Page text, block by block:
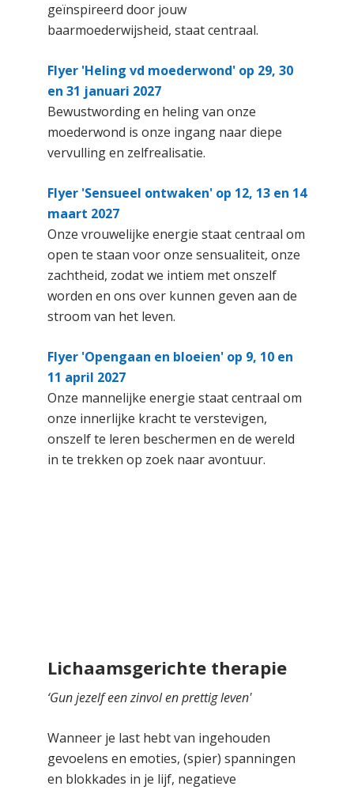
geïnspireerd door jouw
baarmoederwijsheid, staat centraal.
Flyer 'Heling vd moederwond' op 29, 30
en 31 januari 2027
Bewustwording en heling van onze
moederwond is onze ingang naar diepe
vervulling en zelfrealisatie.
Flyer 'Sensueel ontwaken' op 12, 13 en 14
maart 2027
Onze vrouwelijke energie staat centraal om
open te staan voor onze sensualiteit, onze
zachtheid, zodat we intiem met onszelf
worden en ons over kunnen geven aan de
stroom van het leven.
Flyer 'Opengaan en bloeien' op 9, 10 en
11 april 2027
Onze mannelijke energie staat centraal om
onze innerlijke kracht te verstevigen,
onszelf te leren beschermen en de wereld
in te trekken op zoek naar avontuur.
Lichaamsgerichte therapie
‘Gun jezelf een zinvol en prettig leven'
Wanneer je last hebt van ingehouden
gevoelens en emoties, (spier) spanningen
en blokkades in je lijf, negatieve